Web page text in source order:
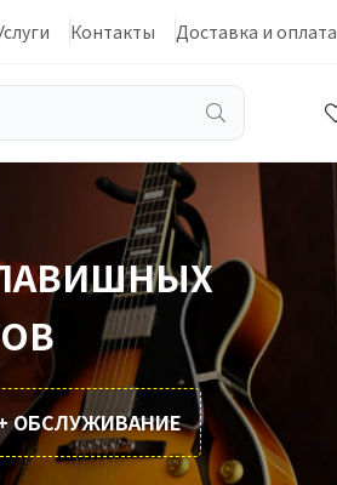
Контакты Доставка и оплата
ОБСЛУЖИВАНИЕ